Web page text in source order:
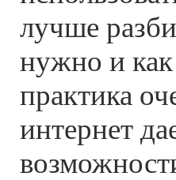
лучше
нужно и
практика
интернет